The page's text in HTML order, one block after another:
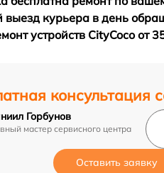
консультация
Горбунов
мастер сервисного центра
Оставить заявку
выезд курьера в день
устройств CityCoco от